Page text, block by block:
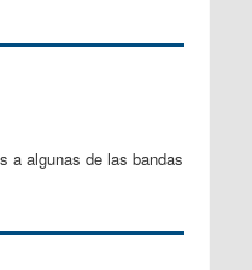
a algunas de las bandas